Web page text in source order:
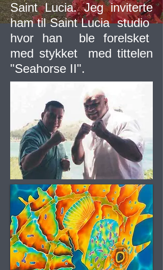
Saint Lucia. Jeg inviterte
ham til Saint Lucia studio
hvor han ble forelsket
med stykket med tittelen
"Seahorse II".